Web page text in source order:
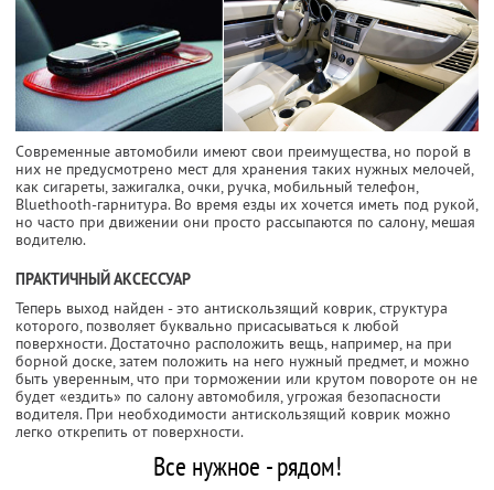
Современные автомобили имеют свои преимущества, но порой в
них не предусмотрено мест для хранения таких нужных мелочей,
как сигареты, зажигалка, очки, ручка, мобильный телефон,
Bluethooth-гарнитура. Во время езды их хочется иметь под рукой,
но часто при движении они просто рассыпаются по салону, мешая
водителю.
ПРАКТИЧНЫЙ АКСЕССУАР
Теперь выход найден - это антискользящий коврик, структура
которого, позволяет буквально присасываться к любой
поверхности. Достаточно расположить вещь, например, на при
борной доске, затем положить на него нужный предмет, и можно
быть уверенным, что при торможении или крутом повороте он не
будет «ездить» по салону автомобиля, угрожая безопасности
водителя. При необходимости антискользящий коврик можно
легко открепить от поверхности.
Все нужное - рядом!